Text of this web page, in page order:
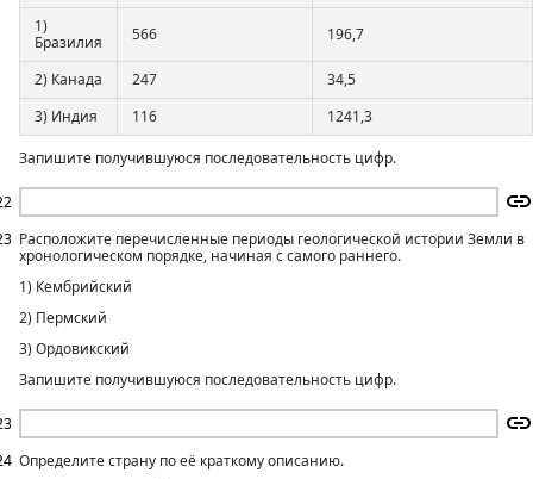
1)
Бразилия
566 196,7
2) Канада 247
34,5
3) Индия
116 1241,3
Запишите получившуюся последовательность цифр.
Расположите перечисленные периоды геологической истории Земли в
хронологическом порядке, начиная с самого раннего.
1) Кембрийский
2) Пермский
3) Ордовикский
Запишите получившуюся последовательность цифр.
Определите страну по её краткому описанию.